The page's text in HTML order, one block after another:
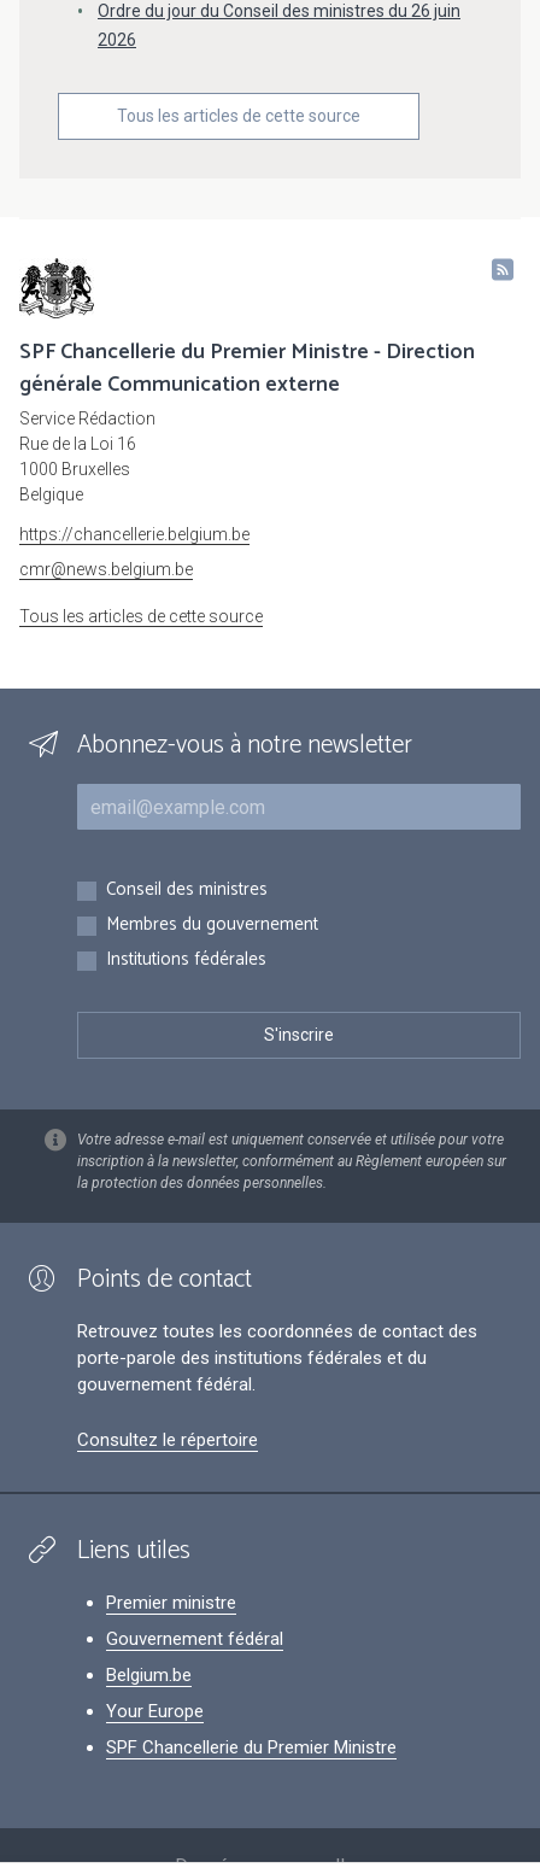
Ordre du jour du Conseil des ministres du 26 juin
2026
Tous les articles de cette source
SPF Chancellerie du Premier Ministre - Direction
générale Communication externe
Service Rédaction
Rue de la Loi 16
1000 Bruxelles
Belgique
https://chancellerie.belgium.be
cmr@news.belgium.be
Tous les articles de cette source
Abonnez-vous à notre newsletter
Courriel
Inscriptions
Conseil des ministres
Membres du gouvernement
Institutions fédérales
Votre adresse e-mail est uniquement conservée et utilisée pour votre
inscription à la newsletter, conformément au Règlement européen sur
la protection des données personnelles.
Points de contact
Retrouvez toutes les coordonnées de contact des
porte-parole des institutions fédérales et du
gouvernement fédéral.
Consultez le répertoire
Liens utiles
Premier ministre
Gouvernement fédéral
Belgium.be
Your Europe
SPF Chancellerie du Premier Ministre